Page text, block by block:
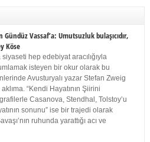
Gündüz Vassaf’a: Umutsuzluk bulaşıcıdır,
Köse
siyaseti hep edebiyat aracılığıyla
isteyen bir okur olarak bu
Avusturyalı yazar Stefan Zweig
aklıma. “Kendi Hayatının Şiirini
Casanova, Stendhal, Tolstoy’u
sonunu” ise bir trajedi olarak
ruhunda yarattığı acı ve